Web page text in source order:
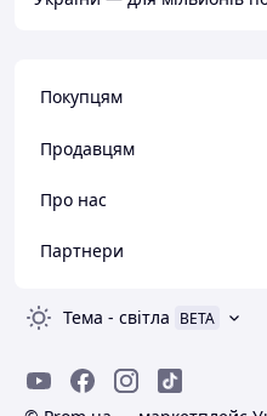
Покупцям
Продавцям
Про нас
Партнери
Тема - світла BETA